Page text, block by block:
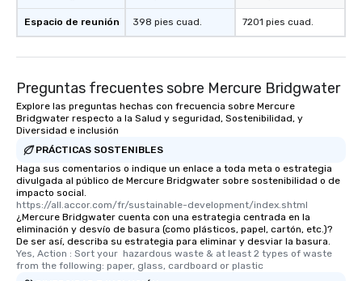
Espacio de reunión 398 pies cuad. 7201 pies cuad.
Preguntas frecuentes sobre Mercure Bridgwater
Explore las preguntas hechas con frecuencia sobre Mercure
Bridgwater respecto a la Salud y seguridad, Sostenibilidad, y
Diversidad e inclusión
PRÁCTICAS SOSTENIBLES
Haga sus comentarios o indique un enlace a toda meta o estrategia
divulgada al público de Mercure Bridgwater sobre sostenibilidad o de
impacto social.
https://all.accor.com/fr/sustainable-development/index.shtml
¿Mercure Bridgwater cuenta con una estrategia centrada en la
eliminación y desvío de basura (como plásticos, papel, cartón, etc.)?
De ser así, describa su estrategia para eliminar y desviar la basura.
Yes, Action : Sort your  hazardous waste & at least 2 types of waste
from the following: paper, glass, cardboard or plastic